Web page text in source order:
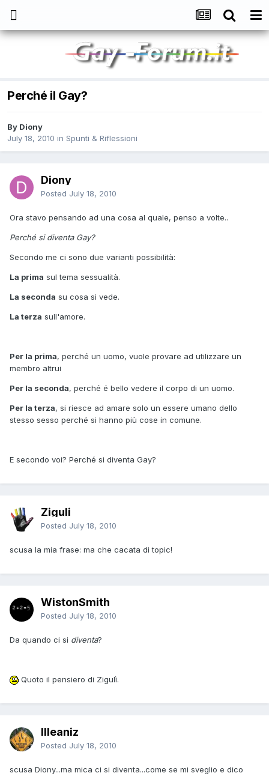
Perché il Gay?
By Diony
July 18, 2010 in Spunti & Riflessioni
Diony
Posted July 18, 2010
Ora stavo pensando ad una cosa al quale, penso a volte..
Perché si diventa Gay?
Secondo me ci sono due varianti possibilità:
La prima sul tema sessualità.
La seconda su cosa si vede.
La terza sull'amore.
Per la prima, perché un uomo, vuole provare ad utilizzare un
membro altrui
Per la seconda, perché é bello vedere il corpo di un uomo.
Per la terza, si riesce ad amare solo un essere umano dello
stesso sesso perché si hanno più cose in comune.
E secondo voi? Perché si diventa Gay?
Ziguli
Posted July 18, 2010
scusa la mia frase: ma che cacata di topic!
WistonSmith
Posted July 18, 2010
Da quando ci si diventa?
Quoto il pensiero di Zigulì.
Illeaniz
Posted July 18, 2010
scusa Diony...ma mica ci si diventa...come se mi sveglio e dico